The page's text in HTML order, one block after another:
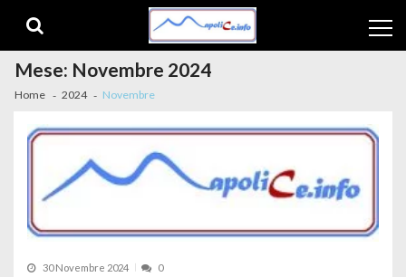
Mese: Novembre 2024
Home 2024 Novembre
30 Novembre 2024 0